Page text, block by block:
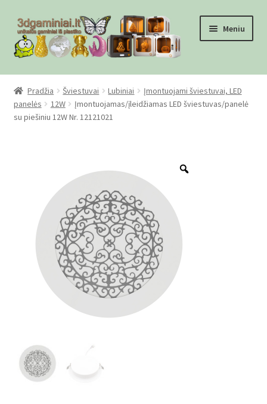
Pereiti
prie
meniu
Pereiti
prie
turinio
Meniu
Pradžia
Checkout
Mūsų partneriai
Pirkimo-pardavimo taisyklės
Privatumo politika
Atsiskaitymo informacija
Gamybos terminai ir procesas
Pradžia Šviestuvai Lubiniai
Įmontuojami šviestuvai, LED
panelės
12W
Įmontuojamas/įleidžiamas LED šviestuvas/panelė
su piešiniu 12W Nr. 12121021